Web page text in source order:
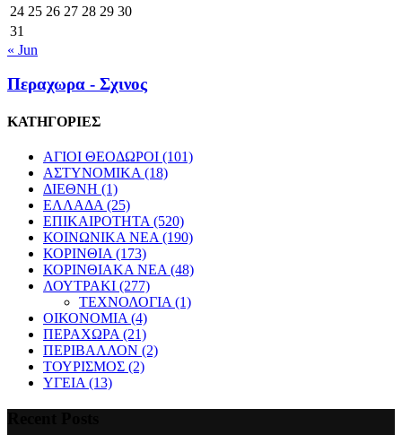
24 25 26 27 28 29 30
31
« Jun
Περαχωρα - Σχινος
ΚΑΤΗΓΟΡΙΕΣ
ΑΓΙΟΙ ΘΕΟΔΩΡΟΙ (101)
ΑΣΤΥΝΟΜΙΚΑ (18)
ΔΙΕΘΝΗ (1)
ΕΛΛΑΔΑ (25)
ΕΠΙΚΑΙΡΟΤΗΤΑ (520)
ΚΟΙΝΩΝΙΚΑ ΝΕΑ (190)
ΚΟΡΙΝΘΙΑ (173)
ΚΟΡΙΝΘΙΑΚΑ ΝΕΑ (48)
ΛΟΥΤΡΑΚΙ (277)
ΤΕΧΝΟΛΟΓΙΑ (1)
ΟΙΚΟΝΟΜΙΑ (4)
ΠΕΡΑΧΩΡΑ (21)
ΠΕΡΙΒΑΛΛΟΝ (2)
ΤΟΥΡΙΣΜΟΣ (2)
ΥΓΕΙΑ (13)